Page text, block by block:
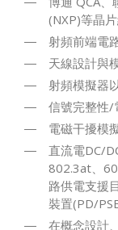
(NXP)等晶
射頻前端電
天線設計與
射頻模擬器
信號完整性/
電磁干擾模
直流電DC/
802.3at、
路供電支援
裝置(PD/
在概念設計